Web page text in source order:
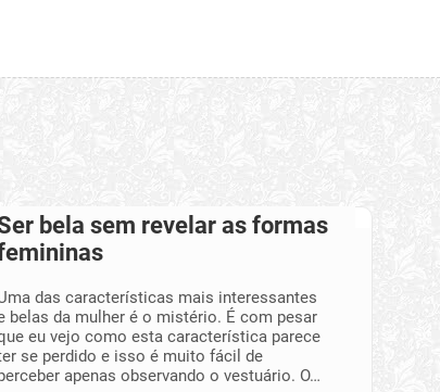
bela sem revelar as formas
das características mais interessantes
belas da mulher é o mistério. É com pesar
eu vejo como esta característica parece
se perdido e isso é muito fácil de
apenas observando o vestuário. O…